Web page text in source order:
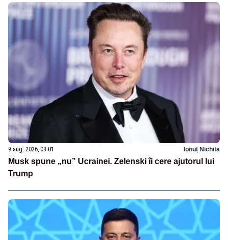
9 aug. 2026, 08:01 Ionuț Nichita
Musk spune „nu” Ucrainei. Zelenski îi cere ajutorul lui
Trump